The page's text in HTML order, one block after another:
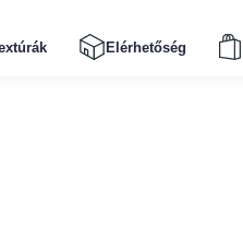
Elérhetőség